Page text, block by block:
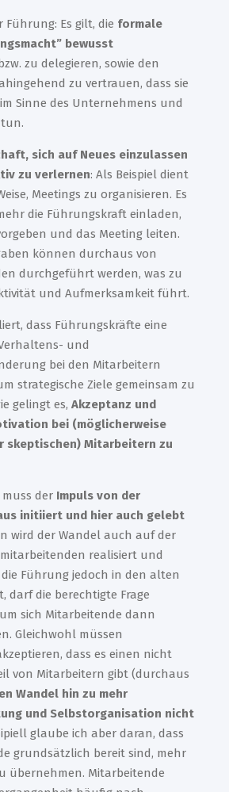
Führung: Es gilt, die formale
bewusst
zu delegieren, sowie den
zu vertrauen, dass sie
Sinne des Unternehmens und
sich auf Neues einzulassen
zu verlernen: Als Beispiel dient
Meetings zu organisieren. Es
die Führungskraft einladen,
und das Meeting leiten.
können durchaus von
durchgeführt werden, was zu
und Aufmerksamkeit führt.
dass Führungskräfte eine
und
bei den Mitarbeitern
strategische Ziele gemeinsam zu
gelingt es, Akzeptanz und
bei (möglicherweise
skeptischen) Mitarbeitern zu
der Impuls von der
initiiert und hier auch gelebt
wird der Wandel auch auf der
realisiert und
Führung jedoch in den alten
darf die berechtigte Frage
sich Mitarbeitende dann
Gleichwohl müssen
dass es einen nicht
von Mitarbeitern gibt (durchaus
Wandel hin zu mehr
und Selbstorganisation nicht
glaube ich aber daran, dass
grundsätzlich bereit sind, mehr
übernehmen. Mitarbeitende